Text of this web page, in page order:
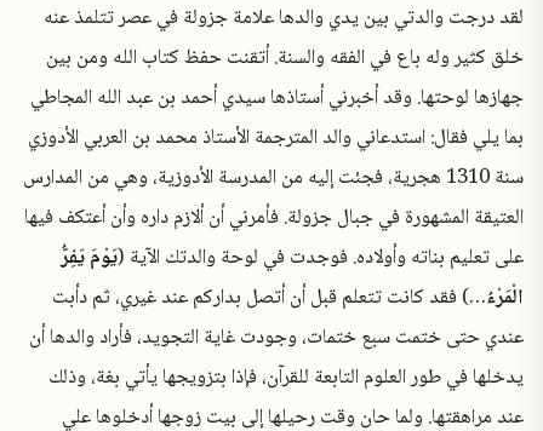
لقد درجت والدتي بين يدي والدها علامة جزولة في عصر تتلمذ عنه
خلق كثير وله باع في الفقه والسنة. أتقنت حفظ كتاب الله ومن بين
جهازها لوحتها. وقد أخبرني أستاذها سيدي أحمد بن عبد الله المجاطي
بما يلي فقال: استدعاني والد المترجمة الأستاذ محمد بن العربي الأدوزي
سنة 1310 هجرية، فجئت إليه من المدرسة الأدوزية، وهي من المدارس
العتيقة المشهورة في جبال جزولة. فأمرني أن ألازم داره وأن أعتكف فيها
على تعليم بناته وأولاده. فوجدت في لوحة والدتك الآية (يَوْمَ يَفِرُّ
الْمَرْءُ…) فقد كانت تتعلم قبل أن أتصل بداركم عند غيري، ثم دأبت
عندي حتى ختمت سبع ختمات، وجودت غاية التجويد، فأراد والدها أن
يدخلها في طور العلوم التابعة للقرآن، فإذا بتزويجها يأتي بغة، وذلك
عند مراهقتها. ولما حان وقت رحيلها إلى بيت زوجها أدخلوها علي